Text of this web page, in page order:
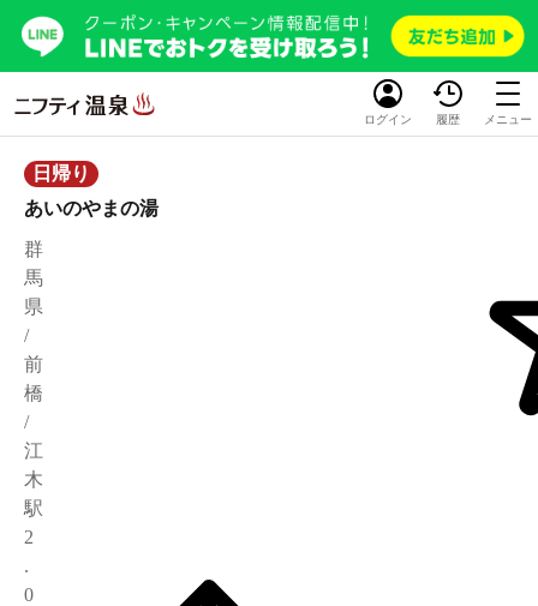
ログイン 履歴 メニュー
日帰り
あいのやまの湯
群
馬
県
/
前
橋
/
江
木
駅
2
.
0